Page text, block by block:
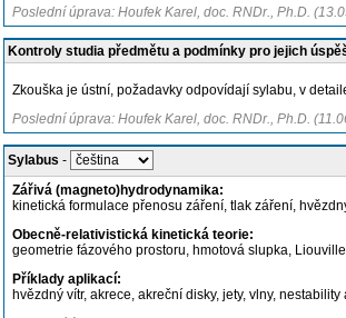
Poslední úprava: Houfek Karel, doc. RNDr., Ph.D.
Kontroly studia předmětu a podmínky pro jejich
Zkouška je ústní, požadavky odpovídají sylabu, v
Poslední úprava: Houfek Karel, doc. RNDr., Ph.D.
Sylabus -
Zářivá (magneto)hydrodynamika:
kinetická formulace přenosu záření, tlak záření,
Obecně-relativistická kinetická teorie:
geometrie fázového prostoru, hmotová slupka,
Příklady aplikací:
hvězdný vítr, akrece, akreční disky, jety, vlny,